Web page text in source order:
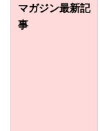
マガジン最新記
事